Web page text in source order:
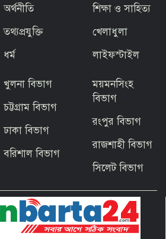
তৃতীয় ধাপে ফ্যামিলি কার্ড বিতরণ কার্যক্রমের
উদ্বোধন প্রধানমন্ত্রীর
জিয়ার স্বাধীনতার ঘোষণার অভয়মন্ত্রে যুদ্ধে
বাগেরহাটের ফকিরহাটে শেষ মুহূর্তে ব্যস্ত সময়
পার করছেন কামারশিল্পীরা
দেশবাসীকে প্রধানমন্ত্রীর ঈদুল আজহার
শুভেচ্ছা
অর্থনীতি
তথ্যপ্রযুক্তি
ধর্ম
শিক্ষা ও সাহিত্য
খেলাধুলা
লাইফস্টাইল
খুলনা বিভাগ
চট্টগ্রাম বিভাগ
ঢাকা বিভাগ
বরিশাল বিভাগ
ময়মনসিংহ
বিভাগ
রংপুর বিভাগ
রাজশাহী বিভাগ
সিলেট বিভাগ